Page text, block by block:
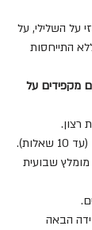
על השלילי, על
התייחסות
מקפידים על
מומלץ שבועית
הבאה